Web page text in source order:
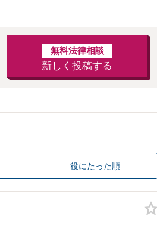
無料法律相談
新しく投稿する
役にたった順